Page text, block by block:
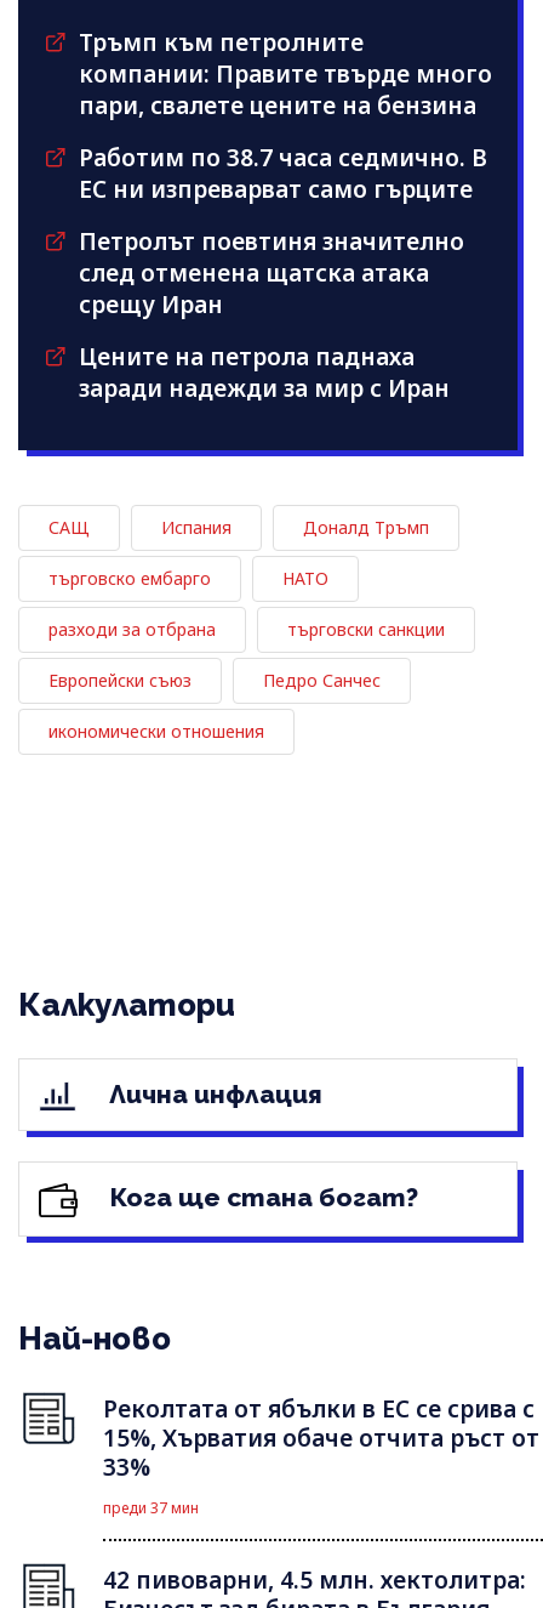
Тръмп към петролните
компании: Правите твърде много
пари, свалете цените на бензина
Работим по 38.7 часа седмично. В
ЕС ни изпреварват само гърците
Петролът поевтиня значително
след отменена щатска атака
срещу Иран
Цените на петрола паднаха
заради надежди за мир с Иран
САЩ Испания Доналд Тръмп
търговско ембарго НАТО
разходи за отбрана търговски санкции
Европейски съюз Педро Санчес
икономически отношения
Калкулатори
Лична инфлация
Кога ще стана богат?
Най-ново
Реколтата от ябълки в ЕС се срива с
15%, Хърватия обаче отчита ръст от
33%
преди 37 мин
42 пивоварни, 4.5 млн. хектолитра: